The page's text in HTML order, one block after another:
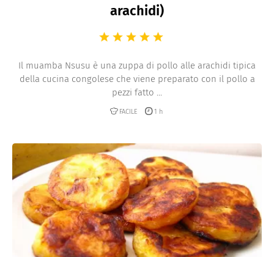
arachidi)
Il muamba Nsusu è una zuppa di pollo alle arachidi tipica
della cucina congolese che viene preparato con il pollo a
pezzi fatto ...
FACILE 1 h